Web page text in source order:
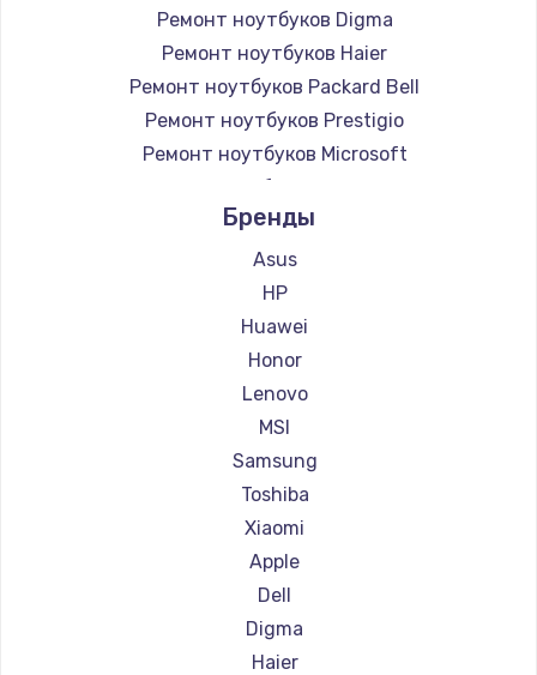
Ремонт ноутбуков Digma
Ремонт ноутбуков Haier
Ремонт ноутбуков Packard Bell
Ремонт ноутбуков Prestigio
Ремонт ноутбуков Microsoft
Ремонт ноутбуков Alienware
Ремонт ноутбуков Aquarius
Ремонт ноутбуков Gigabyte
Ремонт ноутбуков Aorus
Ремонт ноутбуков Maibenben
Ремонт ноутбуков Getac
Ремонт ноутбуков Epson
Ремонт ноутбуков Philips
Ремонт ноутбуков LG
Ремонт ноутбуков Panasonic
Ремонт ноутбуков Irbis
Ремонт ноутбуков Thunderobot
Ремонт ноутбуков Hasee
Ремонт ноутбуков ZTE
Ремонт ноутбуков Hiper
Бренды
Asus
HP
Huawei
Honor
Lenovo
MSI
Samsung
Toshiba
Xiaomi
Apple
Dell
Digma
Haier